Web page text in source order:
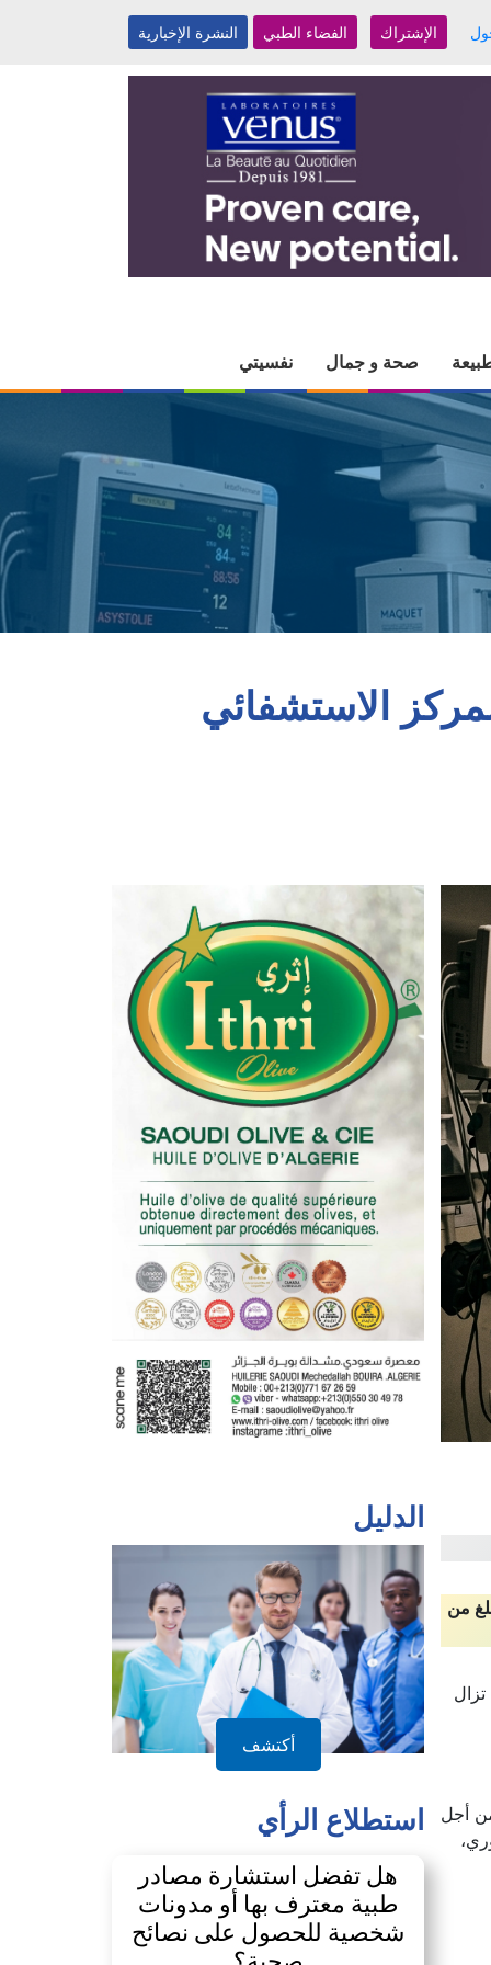
الإشتراك الفضاء الطبي النشرة الإخبارية
صحة و جمال نفسيتي
الاستشفائي
من
أجل
الدليل
أكتشف
استطلاع الرأي
هل تفضل استشارة مصادر
طبية معترف بها أو مدونات
شخصية للحصول على نصائح